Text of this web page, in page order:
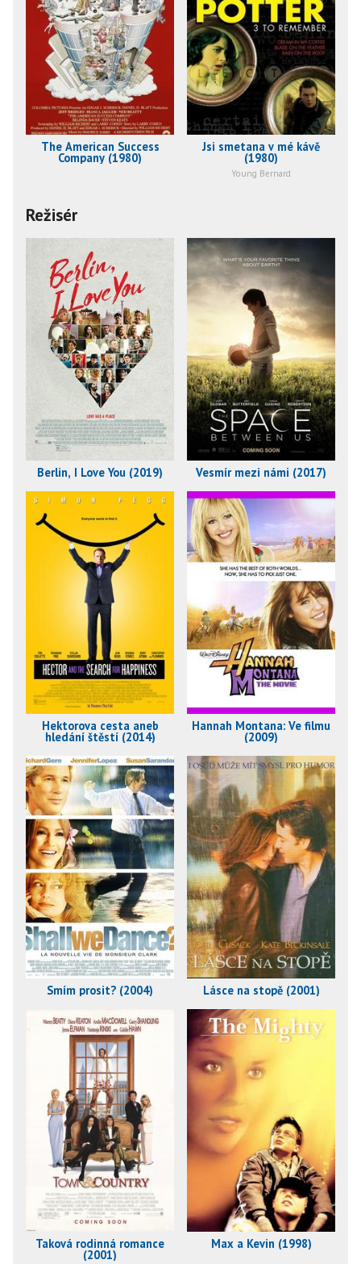
The American Success
Company (1980)
Jsi smetana v mé kávě
(1980)
Young Bernard
Režisér
Berlin, I Love You (2019) Vesmír mezi námi (2017)
Hektorova cesta aneb
hledání štěstí (2014)
Hannah Montana: Ve filmu
(2009)
Smím prosit? (2004) Lásce na stopě (2001)
Taková rodinná romance
(2001)
Max a Kevin (1998)